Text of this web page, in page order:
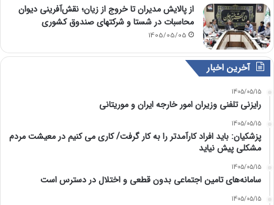
از پالایش مدیران تا خروج از زیان؛ نقش‌آفرینی دیوان
محاسبات در شستا و شرکتهای صندوق کشوری
1405/05/05
آخرین اخبار
1405/05/15
رایزنی تلفنی وزیران امور خارجه ایران و موریتانی
1405/05/15
پزشکیان: باید افراد کارآمدتر را به کار گرفت/ کاری می کنیم در معیشت مردم
مشکلی پیش نیاید
1405/05/15
سامانه‌های تامین اجتماعی بدون قطعی و اختلال در دسترس است
1405/05/15